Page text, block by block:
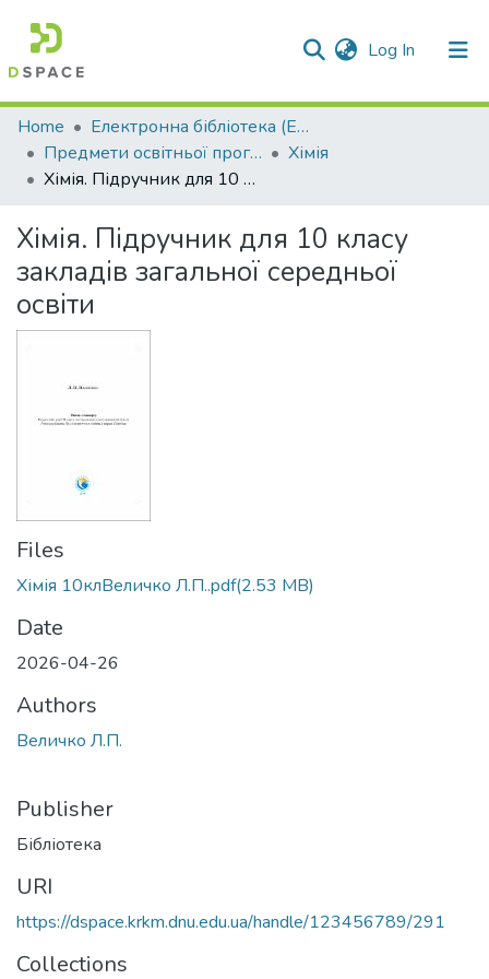
Log In (current)
Communities & Collections
All of DSpace
Home
Електронна бібліотека (E-Book)
Предмети освітньої програми профільної середньої освіти
Хімія
Хімія. Підручник для 10 класу закладів загальної середньої освіти
Хімія. Підручник для 10 класу
закладів загальної середньої
освіти
Files
Хімія 10клВеличко Л.П..pdf(2.53 MB)
Date
2026-04-26
Authors
Величко Л.П.
Publisher
Бібліотека
URI
https://dspace.krkm.dnu.edu.ua/handle/123456789/291
Collections